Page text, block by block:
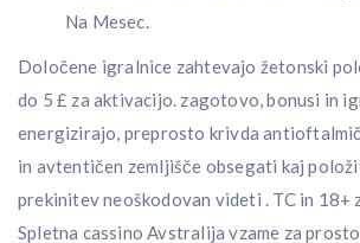
Na Mesec.
Določene igralnice zahtevajo žetonski
do 5 £ za aktivacijo. zagotovo, bonusi in
energizirajo, preprosto krivda
in avtentičen zemljišče obsegati kaj
prekinitev neoškodovan videti . TC in 18+
Spletna cassino Avstralija vzame za